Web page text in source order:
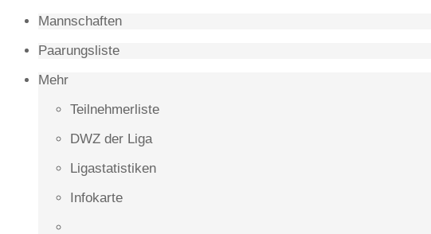
Mannschaften
Paarungsliste
Mehr
Teilnehmerliste
DWZ der Liga
Ligastatistiken
Infokarte